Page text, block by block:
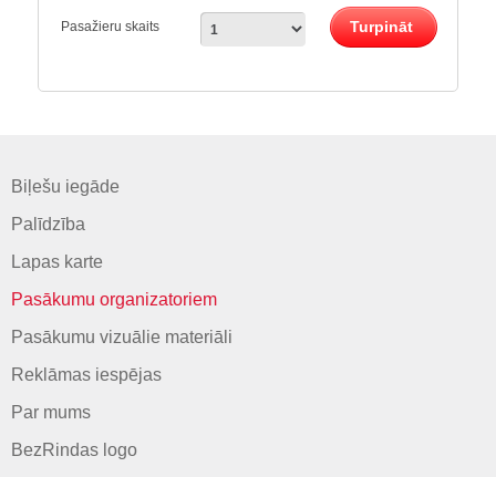
Pasažieru skaits Turpināt
Biļešu iegāde
Palīdzība
Lapas karte
Pasākumu organizatoriem
Pasākumu vizuālie materiāli
Reklāmas iespējas
Par mums
BezRindas logo